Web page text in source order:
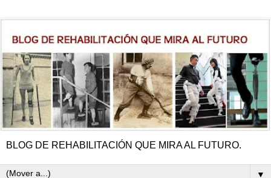
BLOG DE REHABILITACIÓN QUE MIRA AL FUTURO.
▼